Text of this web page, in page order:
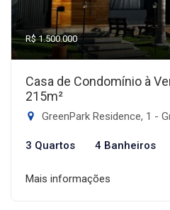
R$ 1.500.000
Casa de Condomínio à
215m²
GreenPark Residence, 1 -
3 Quartos 4 Banheiros
Mais informações